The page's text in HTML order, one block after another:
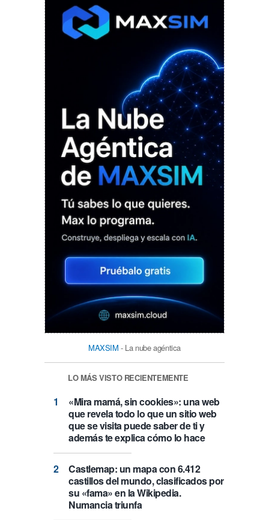
MAXSIM - La nube agéntica
LO MÁS VISTO RECIENTEMENTE
«Mira mamá, sin cookies»: una web
que revela todo lo que un sitio web
que se visita puede saber de ti y
además te explica cómo lo hace
Castlemap: un mapa con 6.412
castillos del mundo, clasificados por
su «fama» en la Wikipedia.
Numancia triunfa